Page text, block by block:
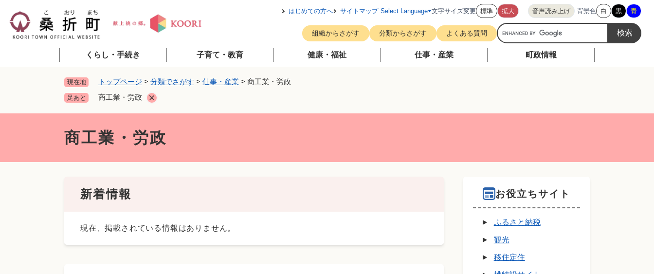
メニューを飛ばして本文へ
はじめての方へ サイトマップ Select Language 文字サイズ変更 標準 拡大 音声読み上げ 背景色 白 黒 青
組織からさがす 分類からさがす よくある質問
G
o
くらし・手続き 子育て・教育 健康・福祉 仕事・産業 町政情報
現在地 トップページ > 分類でさがす > 仕事・産業 > 商工業・労政
足あと 商工業・労政
商工業・労政
新着情報
現在、掲載されている情報はありません。
お役立ちサイト
ふるさと納税
観光
移住定住